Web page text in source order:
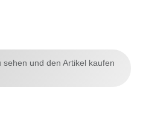
und den Artikel kaufen